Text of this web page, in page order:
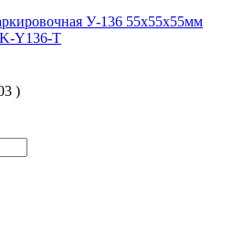
У-136 55х55х55мм
Y136-T
)